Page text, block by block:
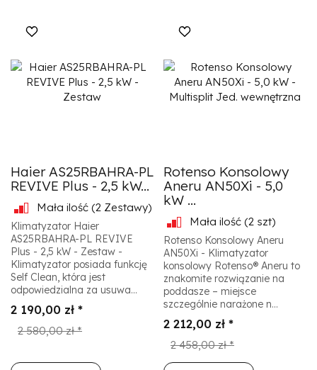
Haier AS25RBAHRA-PL
REVIVE Plus - 2,5 kW...
Mała ilość (2 Zestawy)
Klimatyzator Haier
AS25RBAHRA-PL REVIVE
Plus - 2,5 kW - Zestaw -
Klimatyzator posiada funkcję
Self Clean, która jest
odpowiedzialna za usuwa...
2 190,00 zł *
2 580,00 zł *
Rotenso Konsolowy
Aneru AN50Xi - 5,0
kW ...
Mała ilość (2 szt)
Rotenso Konsolowy Aneru
AN50Xi - Klimatyzator
konsolowy Rotenso® Aneru to
znakomite rozwiązanie na
poddasze – miejsce
szczególnie narażone n...
2 212,00 zł *
2 458,00 zł *